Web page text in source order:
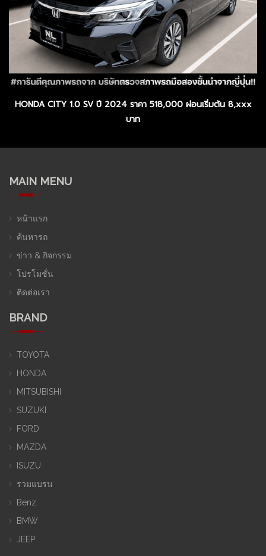
HONDA CITY 1.0 SV ปี 2024 ราคา 518,000 ผ่อนเริ่มต้น 8,xxx
บาท
MAIN MENU
หน้าแรก
ค้นหารถ
ข่าว & กิจกรรม
โปรโมชั่น
ติดต่อเรา
BRAND
TOYOTA
HONDA
MITSUBISHI
SUZUKI
FORD
MAZDA
ISUZU
รวมแบรน
Benz
BMW
JEEP